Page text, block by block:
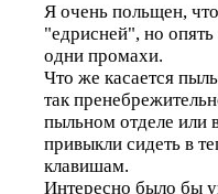
Я очень польщен,
"едрисней", но
одни промахи.
Что же касается
так
пыльном отделе или
привыкли сидеть в
клавишам.
Интересно было бы